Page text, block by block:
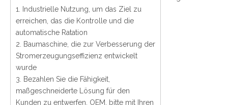
1. Industrielle Nutzung, um das Ziel zu
erreichen, das die Kontrolle und die
automatische Ratation
2. Baumaschine, die zur Verbesserung der
Stromerzeugungseffizienz entwickelt
wurde
3. Bezahlen Sie die Fähigkeit,
maßgeschneiderte Lösung für den
Kunden zu entwerfen, OEM, bitte mit Ihren